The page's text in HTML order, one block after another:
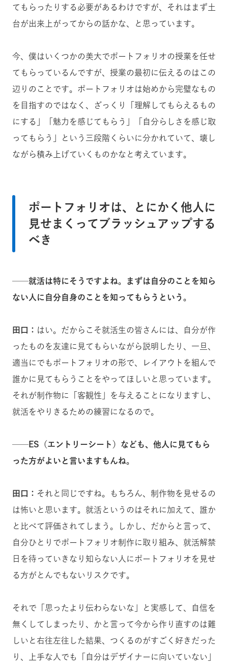
てもらったりする必要があるわけですが、それはまず土
台が出来上がってからの話かな、と思っています。
今、僕はいくつかの美大でポートフォリオの授業を任せ
てもらっているんですが、授業の最初に伝えるのはこの
辺りのことです。ポートフォリオは始めから完璧なもの
を目指すのではなく、ざっくり「理解してもらえるもの
にする」「魅力を感じてもらう」「自分らしさを感じ取
ってもらう」という三段階くらいに分かれていて、壊し
ながら積み上げていくものかなと考えています。
ポートフォリオは、とにかく他人に
見せまくってブラッシュアップする
べき
──就活は特にそうですよね。まずは自分のことを知ら
ない人に自分自身のことを知ってもらうという。
田口： はい。だからこそ就活生の皆さんには、自分が作
ったものを友達に見てもらいながら説明したり、一旦、
適当にでもポートフォリオの形で、レイアウトを組んで
誰かに見てもらうことをやってほしいと思っています。
それが制作物に「客観性」を与えることになりますし、
就活をやりきるための練習になるので。
──ES（エントリーシート）なども、他人に見てもら
った方がよいと言いますもんね。
田口： それと同じですね。もちろん、制作物を見せるの
は怖いと思います。就活というのはそれに加えて、誰か
と比べて評価されてしまう。しかし、だからと言って、
自分ひとりでポートフォリオ制作に取り組み、就活解禁
日を待っていきなり知らない人にポートフォリオを見せ
る方がとんでもないリスクです。
それで「思ったより伝わらないな」と実感して、自信を
無くしてしまったり、かと言って今から作り直すのは難
しいと右往左往した結果、つくるのがすごく好きだった
り、上手な人でも「自分はデザイナーに向いていない」